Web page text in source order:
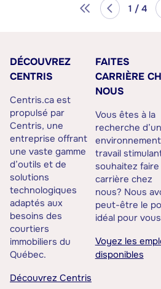
1 / 4
DÉCOUVREZ
CENTRIS
Centris.ca est
propulsé par
Centris, une
entreprise offrant
une vaste gamme
d’outils et de
solutions
technologiques
adaptés aux
besoins des
courtiers
immobiliers du
Québec.
Découvrez Centris
FAITES
CARRIÈRE
NOUS
Vous êtes à la
recherche d’un
travail
souhaitez faire
carrière chez
nous? Nous
peut-être le
idéal pour
Voyez les
disponibles